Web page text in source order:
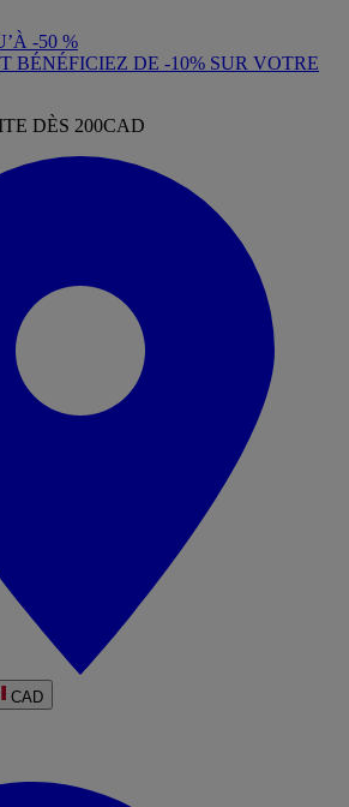
-50 %
BÉNÉFICIEZ DE -10% SUR VOTRE
DÈS 200CAD
CAD